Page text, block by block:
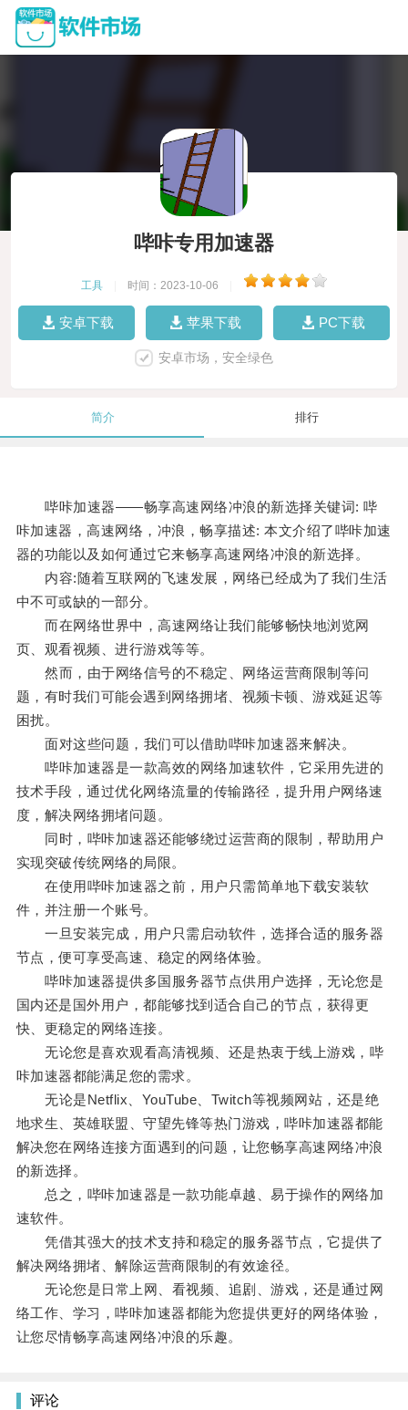
哔咔专用加速器
工具 时间：2023-10-06
安卓下载 苹果下载 PC下载
安卓市场，安全绿色
简介 排行
哔咔加速器——畅享高速网络冲浪的新选择关键词: 哔
咔加速器，高速网络，冲浪，畅享描述: 本文介绍了哔咔加速
器的功能以及如何通过它来畅享高速网络冲浪的新选择。
内容:随着互联网的飞速发展，网络已经成为了我们生活
中不可或缺的一部分。
而在网络世界中，高速网络让我们能够畅快地浏览网
页、观看视频、进行游戏等等。
然而，由于网络信号的不稳定、网络运营商限制等问
题，有时我们可能会遇到网络拥堵、视频卡顿、游戏延迟等
困扰。
面对这些问题，我们可以借助哔咔加速器来解决。
哔咔加速器是一款高效的网络加速软件，它采用先进的
技术手段，通过优化网络流量的传输路径，提升用户网络速
度，解决网络拥堵问题。
同时，哔咔加速器还能够绕过运营商的限制，帮助用户
实现突破传统网络的局限。
在使用哔咔加速器之前，用户只需简单地下载安装软
件，并注册一个账号。
一旦安装完成，用户只需启动软件，选择合适的服务器
节点，便可享受高速、稳定的网络体验。
哔咔加速器提供多国服务器节点供用户选择，无论您是
国内还是国外用户，都能够找到适合自己的节点，获得更
快、更稳定的网络连接。
无论您是喜欢观看高清视频、还是热衷于线上游戏，哔
咔加速器都能满足您的需求。
无论是Netflix、YouTube、Twitch等视频网站，还是绝
地求生、英雄联盟、守望先锋等热门游戏，哔咔加速器都能
解决您在网络连接方面遇到的问题，让您畅享高速网络冲浪
的新选择。
总之，哔咔加速器是一款功能卓越、易于操作的网络加
速软件。
凭借其强大的技术支持和稳定的服务器节点，它提供了
解决网络拥堵、解除运营商限制的有效途径。
无论您是日常上网、看视频、追剧、游戏，还是通过网
络工作、学习，哔咔加速器都能为您提供更好的网络体验，
让您尽情畅享高速网络冲浪的乐趣。
评论